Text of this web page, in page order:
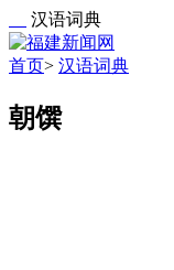
汉语词典
首页> 汉语词典
朝馔